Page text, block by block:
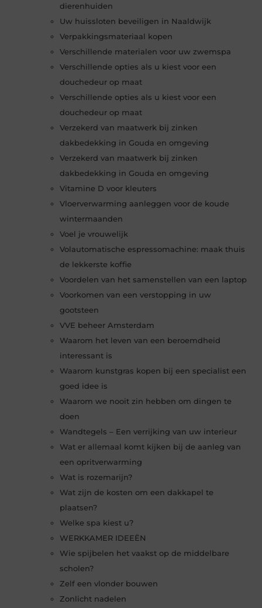
dierenhuiden
Uw huissloten beveiligen in Naaldwijk
Verpakkingsmateriaal kopen
Verschillende materialen voor uw zwemspa
Verschillende opties als u kiest voor een
douchedeur op maat
Verschillende opties als u kiest voor een
douchedeur op maat
Verzekerd van maatwerk bij zinken
dakbedekking in Gouda en omgeving
Verzekerd van maatwerk bij zinken
dakbedekking in Gouda en omgeving
Vitamine D voor kleuters
Vloerverwarming aanleggen voor de koude
wintermaanden
Voel je vrouwelijk
Volautomatische espressomachine: maak thuis
de lekkerste koffie
Voordelen van het samenstellen van een laptop
Voorkomen van een verstopping in uw
gootsteen
VVE beheer Amsterdam
Waarom het leven van een beroemdheid
interessant is
Waarom kunstgras kopen bij een specialist een
goed idee is
Waarom we nooit zin hebben om dingen te
doen
Wandtegels – Een verrijking van uw interieur
Wat er allemaal komt kijken bij de aanleg van
een opritverwarming
Wat is rozemarijn?
Wat zijn de kosten om een dakkapel te
plaatsen?
Welke spa kiest u?
WERKKAMER IDEEËN
Wie spijbelen het vaakst op de middelbare
scholen?
Zelf een vlonder bouwen
Zonlicht nadelen